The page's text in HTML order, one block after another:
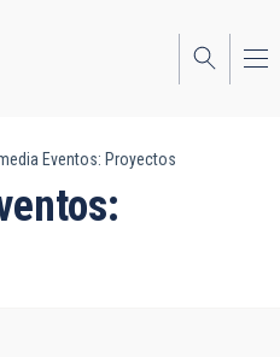
Eventos: Proyectos